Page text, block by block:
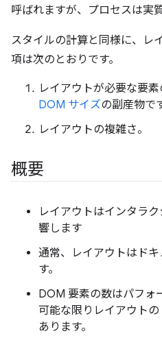
呼ばれますが、プロセスは実
スタイルの計算と同様に、レ
項は次のとおりです。
レイアウトが必要な要
DOM サイズの副産物で
レイアウトの複雑さ。
概要
レイアウトはインタラ
響します
通常、レイアウトはド
す。
DOM 要素の数はパフォ
可能な限りレイアウト
あります。